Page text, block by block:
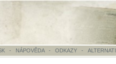
- ODKAZY - ALTERNATIVNÍ VYHLEDÁVÁNÍ-